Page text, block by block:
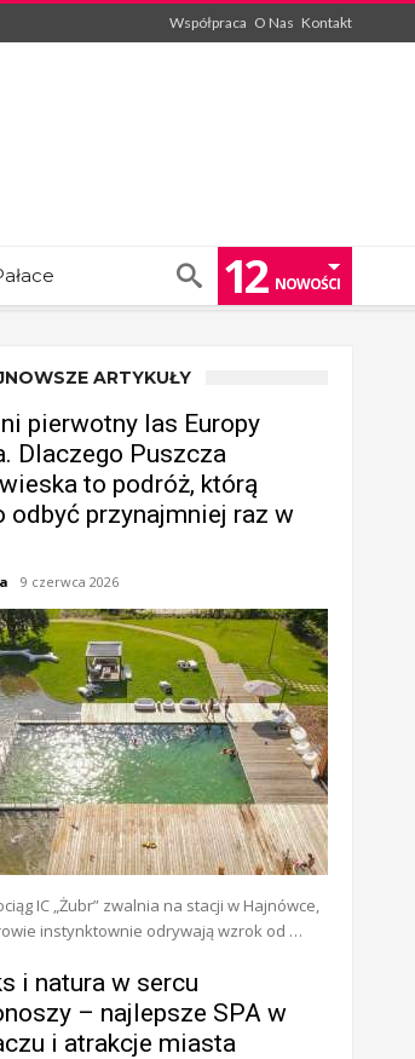
Współpraca O Nas Kontakt
12 NOWOŚCI
ARTYKUŁY
pierwotny las Europy
Dlaczego Puszcza
to podróż, którą
odbyć przynajmniej raz w
9 czerwca 2026
IC „Żubr” zwalnia na stacji w Hajnówce,
instynktownie odrywają wzrok od …
i natura w sercu
– najlepsze SPA w
i atrakcje miasta